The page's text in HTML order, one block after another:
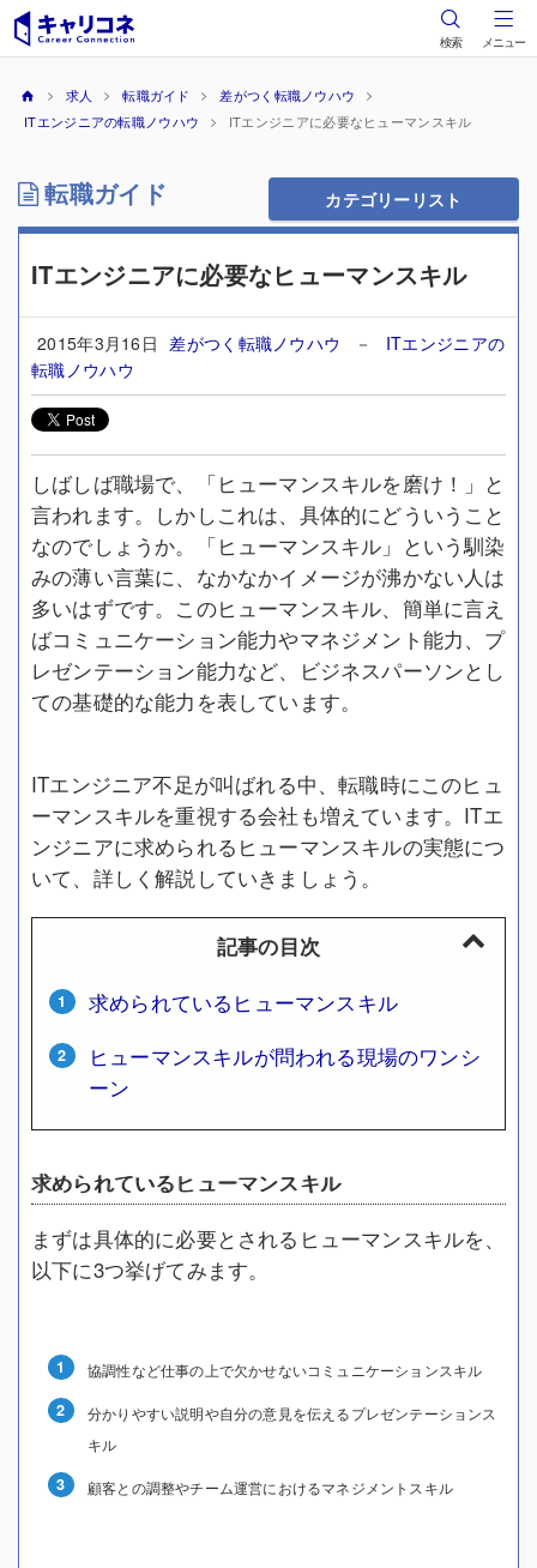
検索 メニュー
求人 転職ガイド
差がつく転職ノウハウ
ITエンジニアの転職ノウハウ
ITエンジニアに必要なヒューマンスキル
転職ガイド カテゴリーリスト
ITエンジニアに必要なヒューマンスキル
2015年3月16日 差がつく転職ノウハウ － ITエンジニアの
転職ノウハウ
しばしば職場で、「ヒューマンスキルを磨け！」と
言われます。しかしこれは、具体的にどういうこと
なのでしょうか。「ヒューマンスキル」という馴染
みの薄い言葉に、なかなかイメージが沸かない人は
多いはずです。このヒューマンスキル、簡単に言え
ばコミュニケーション能力やマネジメント能力、プ
レゼンテーション能力など、ビジネスパーソンとし
ての基礎的な能力を表しています。
ITエンジニア不足が叫ばれる中、転職時にこのヒュ
ーマンスキルを重視する会社も増えています。ITエ
ンジニアに求められるヒューマンスキルの実態につ
いて、詳しく解説していきましょう。
記事の目次
求められているヒューマンスキル
ヒューマンスキルが問われる現場のワンシ
ーン
求められているヒューマンスキル
まずは具体的に必要とされるヒューマンスキルを、
以下に3つ挙げてみます。
協調性など仕事の上で欠かせないコミュニケーションスキル
分かりやすい説明や自分の意見を伝えるプレゼンテーションス
キル
顧客との調整やチーム運営におけるマネジメントスキル